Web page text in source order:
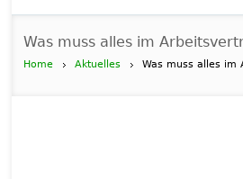
Was muss alles im
Home Aktuelles Was muss alles im